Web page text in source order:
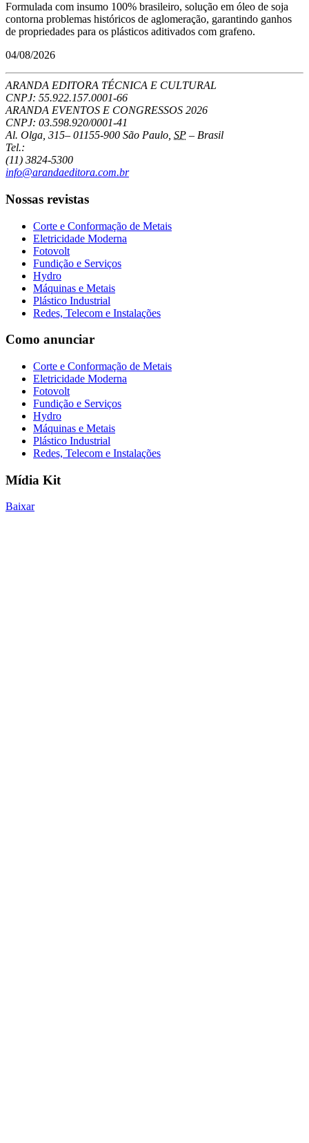
Formulada com insumo 100% brasileiro, solução em óleo de soja
contorna problemas históricos de aglomeração, garantindo ganhos
de propriedades para os plásticos aditivados com grafeno.
04/08/2026
ARANDA EDITORA TÉCNICA E CULTURAL
CNPJ: 55.922.157.0001-66
ARANDA EVENTOS E CONGRESSOS 2026
CNPJ: 03.598.920/0001-41
Al. Olga, 315– 01155-900 São Paulo SP – Brasil
Tel.:
(11) 3824-5300
info@arandaeditora.com.br
Nossas revistas
Corte e Conformação de Metais
Eletricidade Moderna
Fotovolt
Fundição e Serviços
Hydro
Máquinas e Metais
Plástico Industrial
Redes, Telecom e Instalações
Como anunciar
Corte e Conformação de Metais
Eletricidade Moderna
Fotovolt
Fundição e Serviços
Hydro
Máquinas e Metais
Plástico Industrial
Redes, Telecom e Instalações
Mídia Kit
Baixar